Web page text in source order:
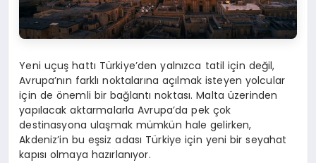
Yeni uçuş hattı Türkiye’den yalnızca tatil için değil,
Avrupa’nın farklı noktalarına açılmak isteyen yolcular
için de önemli bir bağlantı noktası. Malta üzerinden
yapılacak aktarmalarla Avrupa’da pek çok
destinasyona ulaşmak mümkün hale gelirken,
Akdeniz’in bu eşsiz adası Türkiye için yeni bir seyahat
kapısı olmaya hazırlanıyor.